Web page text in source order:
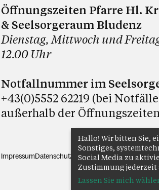
Öffnungszeiten Pfarre Hl.
& Seelsorgeraum Bludenz
Dienstag, Mittwoch und
12.00 Uhr
Notfallnummer im
+43(0)5552 62219 (bei
außerhalb der
ImpressumDatenschutz Anmelden
Hallo! Wir bitten Sie,
Sonstiges,
Social Media zu
Zustimmung
Lassen Sie mich